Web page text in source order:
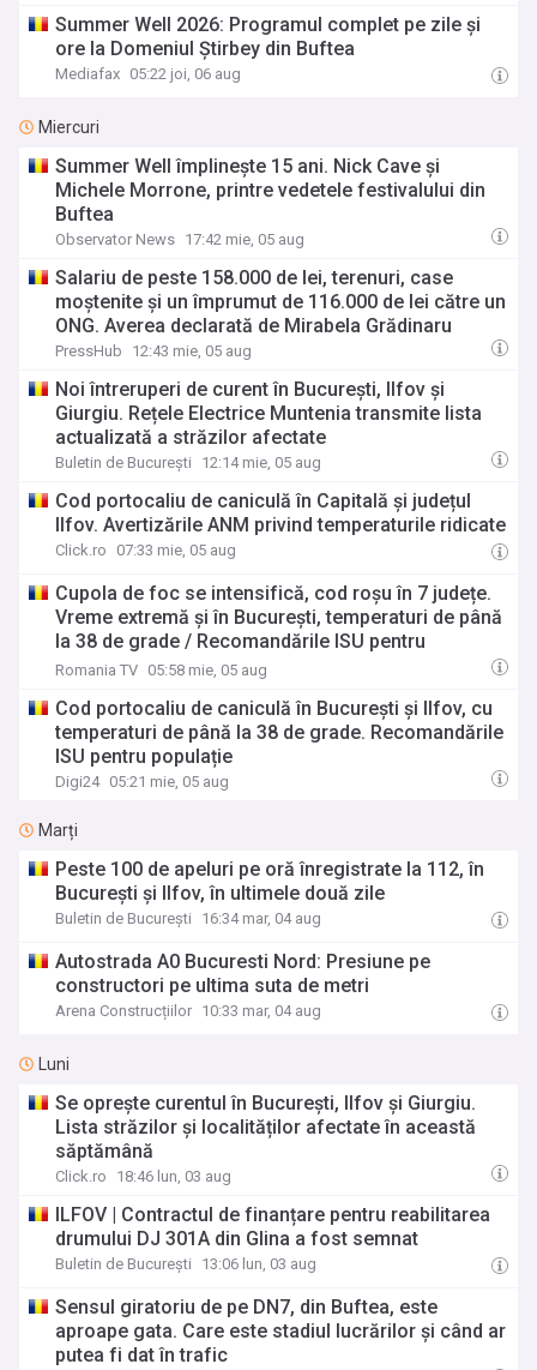
Summer Well 2026: Programul complet pe zile și
ore la Domeniul Știrbey din Buftea
Mediafax 05:22 joi, 06 aug
Miercuri
Summer Well împlinește 15 ani. Nick Cave și
Michele Morrone, printre vedetele festivalului din
Buftea
Observator News 17:42 mie, 05 aug
Salariu de peste 158.000 de lei, terenuri, case
moștenite și un împrumut de 116.000 de lei către un
ONG. Averea declarată de Mirabela Grădinaru
PressHub 12:43 mie, 05 aug
Noi întreruperi de curent în București, Ilfov și
Giurgiu. Rețele Electrice Muntenia transmite lista
actualizată a străzilor afectate
Buletin de București 12:14 mie, 05 aug
Cod portocaliu de caniculă în Capitală și județul
Ilfov. Avertizările ANM privind temperaturile ridicate
Click.ro 07:33 mie, 05 aug
Cupola de foc se intensifică, cod roșu în 7 județe.
Vreme extremă și în București, temperaturi de până
la 38 de grade / Recomandările ISU pentru
populație
Romania TV 05:58 mie, 05 aug
Cod portocaliu de caniculă în București și Ilfov, cu
temperaturi de până la 38 de grade. Recomandările
ISU pentru populație
Digi24 05:21 mie, 05 aug
Marți
Peste 100 de apeluri pe oră înregistrate la 112, în
București și Ilfov, în ultimele două zile
Buletin de București 16:34 mar, 04 aug
Autostrada A0 Bucuresti Nord: Presiune pe
constructori pe ultima suta de metri
Arena Construcțiilor 10:33 mar, 04 aug
Luni
Se oprește curentul în București, Ilfov și Giurgiu.
Lista străzilor și localităților afectate în această
săptămână
Click.ro 18:46 lun, 03 aug
ILFOV | Contractul de finanțare pentru reabilitarea
drumului DJ 301A din Glina a fost semnat
Buletin de București 13:06 lun, 03 aug
Sensul giratoriu de pe DN7, din Buftea, este
aproape gata. Care este stadiul lucrărilor și când ar
putea fi dat în trafic